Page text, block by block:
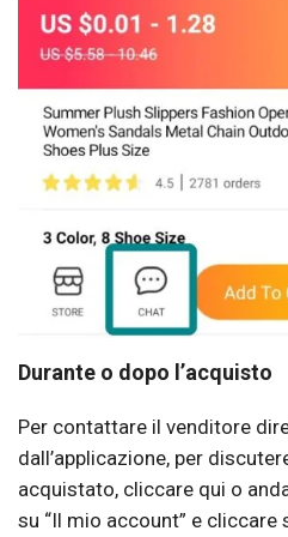
Durante o dopo l’acquisto
Per contattare il venditore
dall’applicazione, per
acquistato, cliccare qui o
su “Il mio account” e cliccare